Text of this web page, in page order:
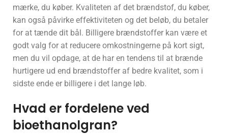
mærke, du køber. Kvaliteten af det brændstof, du køber,
kan også påvirke effektiviteten og det beløb, du betaler
for at tænde dit bål. Billigere brændstoffer kan være et
godt valg for at reducere omkostningerne på kort sigt,
men du vil opdage, at de har en tendens til at brænde
hurtigere ud end brændstoffer af bedre kvalitet, som i
sidste ende er billigere i det lange løb.
Hvad er fordelene ved
bioethanolgran?